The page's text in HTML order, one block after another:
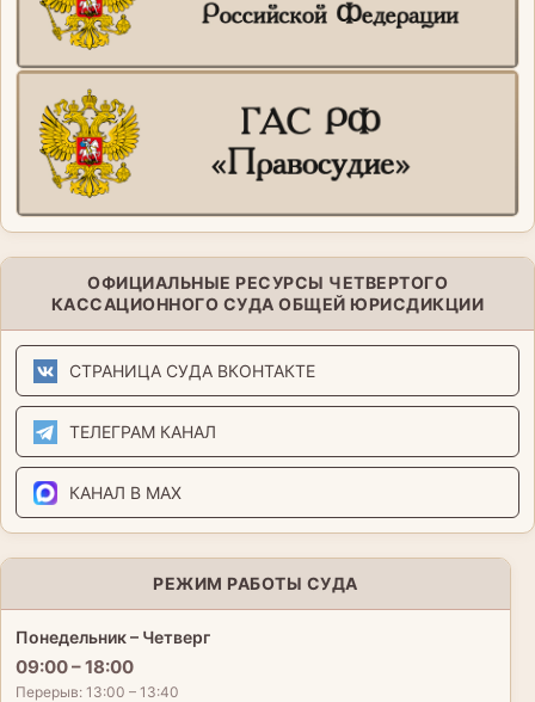
ОФИЦИАЛЬНЫЕ РЕСУРСЫ ЧЕТВЕРТОГО
КАССАЦИОННОГО СУДА ОБЩЕЙ ЮРИСДИКЦИИ
СТРАНИЦА СУДА ВКОНТАКТЕ
ТЕЛЕГРАМ КАНАЛ
КАНАЛ В MAX
РЕЖИМ РАБОТЫ СУДА
Понедельник – Четверг
09:00 – 18:00
Перерыв: 13:00 – 13:40